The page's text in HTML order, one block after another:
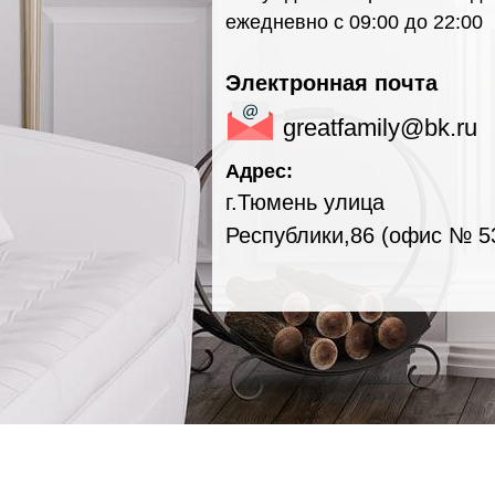
greatfamily@bk.ru
Электронная почта
ежедневно с 09:00 до 22:00
г.Тюмень улица
Республики,86 (офис №
Адрес: